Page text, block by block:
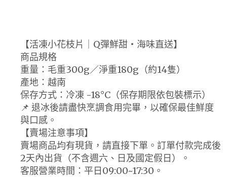
【活凍小花枝片｜Q彈鮮甜・海味直送】
商品規格
重量：毛重300g／淨重180g（約14隻）
產地：越南
保存方式：冷凍 -18°C（保存期限依包裝標示）
📌 退冰後請盡快烹調食用完畢，以確保最佳鮮度
與口感。
【賣場注意事項】
賣場商品均有現貨，請直接下單。訂單付款完成後
2天內出貨（不含週六、日及國定假日）。
客服營業時間：平日09:00~17:30。